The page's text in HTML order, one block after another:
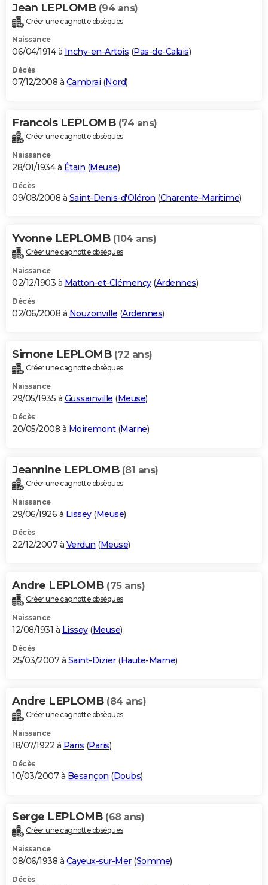
Jean LEPLOMB (94 ans)
Créer une cagnotte obsèques
Naissance
06/04/1914 à Inchy-en-Artois (Pas-de-Calais)
Décès
07/12/2008 à Cambrai (Nord)
Francois LEPLOMB (74 ans)
Créer une cagnotte obsèques
Naissance
28/01/1934 à Étain (Meuse)
Décès
09/08/2008 à Saint-Denis-d'Oléron (Charente-Maritime)
Yvonne LEPLOMB (104 ans)
Créer une cagnotte obsèques
Naissance
02/12/1903 à Matton-et-Clémency(Ardennes)
Décès
02/06/2008 à Nouzonville (Ardennes)
Simone LEPLOMB (72 ans)
Créer une cagnotte obsèques
Naissance
29/05/1935 à Gussainville (Meuse)
Décès
20/05/2008 à Moiremont(Marne)
Jeannine LEPLOMB (81 ans)
Créer une cagnotte obsèques
Naissance
29/06/1926 à Lissey(Meuse)
Décès
22/12/2007 à Verdun (Meuse)
Andre LEPLOMB (75 ans)
Créer une cagnotte obsèques
Naissance
12/08/1931 à Lissey(Meuse)
Décès
25/03/2007 à Saint-Dizier(Haute-Marne)
Andre LEPLOMB (84 ans)
Créer une cagnotte obsèques
Naissance
18/07/1922 à Paris (Paris)
Décès
10/03/2007 à Besançon (Doubs)
Serge LEPLOMB (68 ans)
Créer une cagnotte obsèques
Naissance
08/06/1938 à Cayeux-sur-Mer(Somme)
Décès